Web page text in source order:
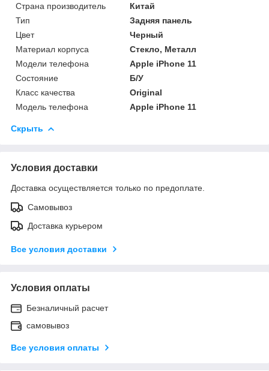
Страна производитель
Китай
Тип
Задняя панель
Цвет
Черный
Материал корпуса
Стекло, Металл
Модели телефона
Apple iPhone 11
Состояние
Б/У
Класс качества
Original
Модель телефона
Apple iPhone 11
Скрыть
Условия доставки
Доставка осуществляется только по предоплате.
Самовывоз
Доставка курьером
Все условия доставки
Условия оплаты
Безналичный расчет
самовывоз
Все условия оплаты